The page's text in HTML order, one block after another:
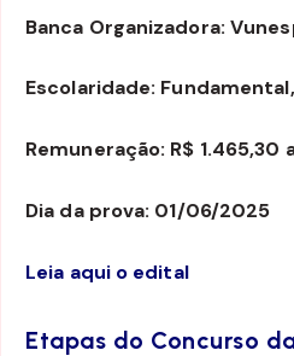
Banca Organizadora:
Escolaridade:
Remuneração: R$ 1.465,30
Dia da prova: 01/06/2025
Leia aqui o edital
Etapas do Concurso